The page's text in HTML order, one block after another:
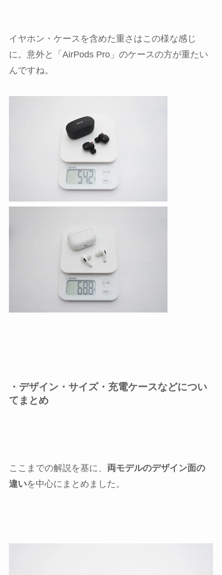
イヤホン・ケースを含めた重さはこの様な感じ
に。意外と「AirPods Pro」のケースの方が重たい
んですね。
・デザイン・サイズ・充電ケースなどについ
てまとめ
ここまでの解説を基に、 両モデルのデザイン面の
違いを中心にまとめました。